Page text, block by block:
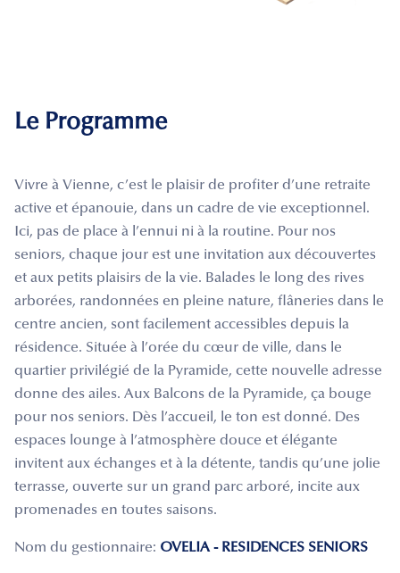
Le Programme
Vivre à Vienne, c’est le plaisir de profiter d’une retraite
active et épanouie, dans un cadre de vie exceptionnel.
Ici, pas de place à l’ennui ni à la routine. Pour nos
seniors, chaque jour est une invitation aux découvertes
et aux petits plaisirs de la vie. Balades le long des rives
arborées, randonnées en pleine nature, flâneries dans le
centre ancien, sont facilement accessibles depuis la
résidence. Située à l’orée du cœur de ville, dans le
quartier privilégié de la Pyramide, cette nouvelle adresse
donne des ailes. Aux Balcons de la Pyramide, ça bouge
pour nos seniors. Dès l’accueil, le ton est donné. Des
espaces lounge à l’atmosphère douce et élégante
invitent aux échanges et à la détente, tandis qu’une jolie
terrasse, ouverte sur un grand parc arboré, incite aux
promenades en toutes saisons.
Nom du gestionnaire: OVELIA - RESIDENCES SENIORS